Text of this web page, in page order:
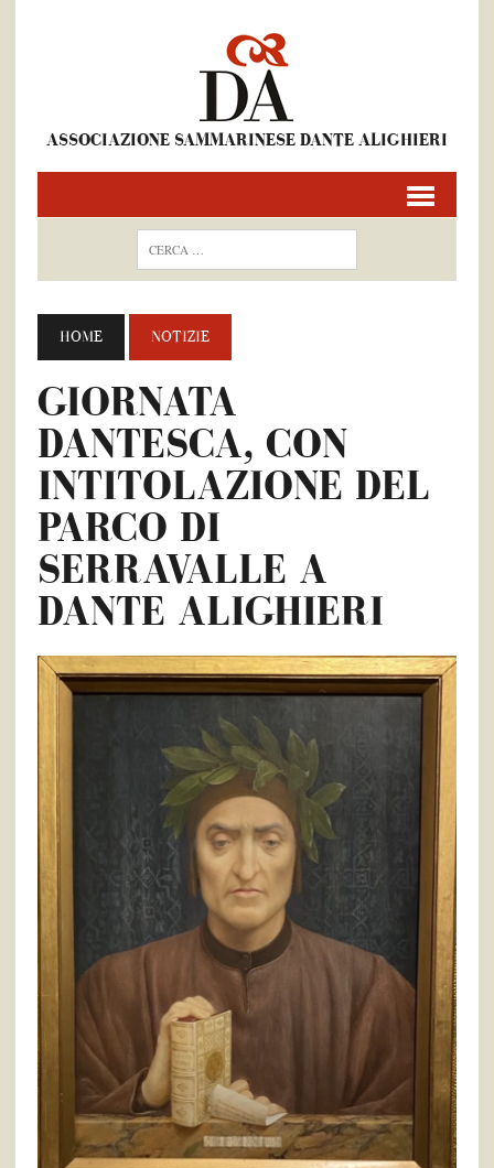
ASSOCIAZIONE SAMMARINESE DANTE ALIGHIERI
HOME NOTIZIE
GIORNATA
DANTESCA, CON
INTITOLAZIONE DEL
PARCO DI
SERRAVALLE A
DANTE ALIGHIERI